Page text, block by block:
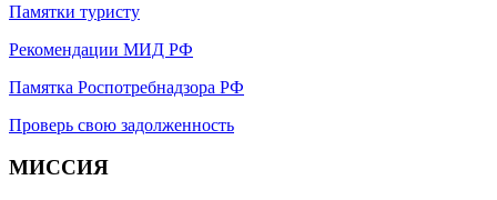
Памятки туристу
Рекомендации МИД РФ
Памятка Роспотребнадзора РФ
Проверь свою задолженность
МИССИЯ